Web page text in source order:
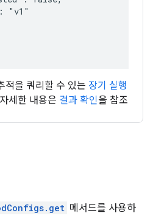
"v1"
적을 쿼리할 수 있는 장기 실행
세한 내용은 결과 확인을 참조
메서드를 사용하